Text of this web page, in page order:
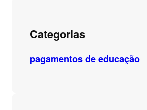
Categorias
pagamentos de educação